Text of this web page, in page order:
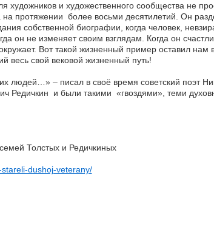
художников и художественного сообщества не
на протяжении более восьми десятилетий. Он
собственной биографии, когда человек,
он не изменяет своим взглядам. Когда он
Вот такой жизненный пример оставил
весь свой вековой жизненный путь!
людей…» – писал в своё время советский поэт
Редичкин и были такими «гвоздями», теми
Толстых и Редичкиных
dushoj-veterany/